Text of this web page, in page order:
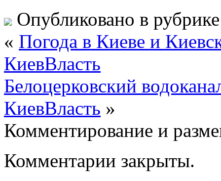
Опубликовано в
« Погода в Киеве и
КиевВласть
Белоцерковский
КиевВласть »
Комментирование и
Комментарии закрыты.